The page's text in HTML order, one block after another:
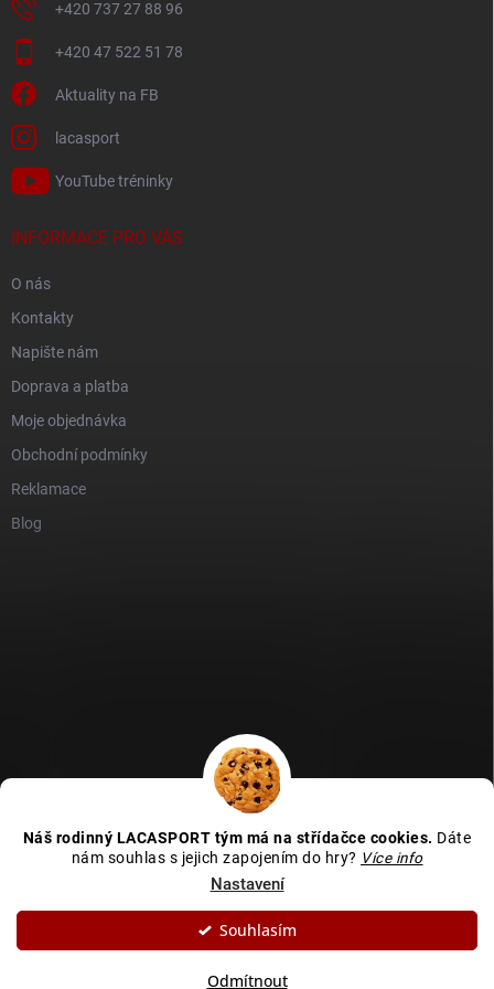
Náš rodinný LACASPORT tým má na střídačce cookies. Dáte
nám souhlas s jejich zapojením do hry? Více info
Nastavení
Odmítnout
Souhlasím
+420 737 27 88 96
+420 47 522 51 78
Aktuality na FB
lacasport
YouTube tréninky
INFORMACE PRO VÁS
O nás
Kontakty
Napište nám
Doprava a platba
Moje objednávka
Obchodní podmínky
Reklamace
Blog
Zboží recenze
Kamenná prodejna - MAPA
Vytvořil Shoptet
. Všechna práva vyhrazena.
cookies